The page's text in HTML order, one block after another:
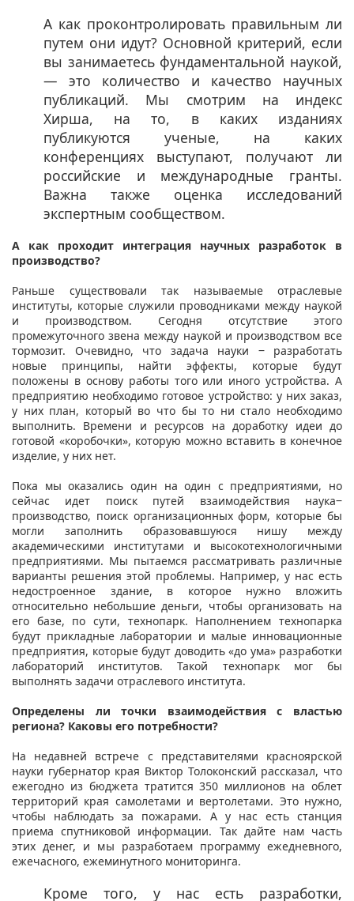
А как проконтролировать правильным ли
путем они идут? Основной критерий, если
вы занимаетесь фундаментальной наукой,
— это количество и качество научных
публикаций. Мы смотрим на индекс
Хирша, на то, в каких изданиях
публикуются ученые, на каких
конференциях выступают, получают ли
российские и международные гранты.
Важна также оценка исследований
экспертным сообществом.
А как проходит интеграция научных разработок в
производство?
Раньше существовали так называемые отраслевые
институты, которые служили проводниками между наукой
и производством. Сегодня отсутствие этого
промежуточного звена между наукой и производством все
тормозит. Очевидно, что задача науки ‒ разработать
новые принципы, найти эффекты, которые будут
положены в основу работы того или иного устройства. А
предприятию необходимо готовое устройство: у них заказ,
у них план, который во что бы то ни стало необходимо
выполнить. Времени и ресурсов на доработку идеи до
готовой «коробочки», которую можно вставить в конечное
изделие, у них нет.
Пока мы оказались один на один с предприятиями, но
сейчас идет поиск путей взаимодействия наука‒
производство, поиск организационных форм, которые бы
могли заполнить образовавшуюся нишу между
академическими институтами и высокотехнологичными
предприятиями. Мы пытаемся рассматривать различные
варианты решения этой проблемы. Например, у нас есть
недостроенное здание, в которое нужно вложить
относительно небольшие деньги, чтобы организовать на
его базе, по сути, технопарк. Наполнением технопарка
будут прикладные лаборатории и малые инновационные
предприятия, которые будут доводить «до ума» разработки
лабораторий институтов. Такой технопарк мог бы
выполнять задачи отраслевого института.
Определены ли точки взаимодействия с властью
региона? Каковы его потребности?
На недавней встрече с представителями красноярской
науки губернатор края Виктор Толоконский рассказал, что
ежегодно из бюджета тратится 350 миллионов на облет
территорий края самолетами и вертолетами. Это нужно,
чтобы наблюдать за пожарами. А у нас есть станция
приема спутниковой информации. Так дайте нам часть
этих денег, и мы разработаем программу ежедневного,
ежечасного, ежеминутного мониторинга.
Кроме того, у нас есть разработки,